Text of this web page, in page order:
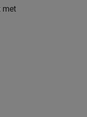
met